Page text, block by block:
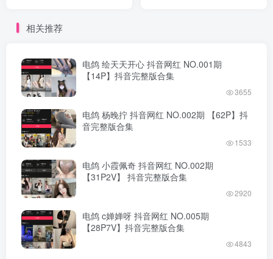
相关推荐
电鸽 绘天天开心 抖音网红 NO.001期
【14P】抖音完整版合集
3655
电鸽 杨晚拧 抖音网红 NO.002期 【62P】抖
音完整版合集
1533
电鸽 小霞佩奇 抖音网红 NO.002期
【31P2V】 抖音完整版合集
2920
电鸽 c婵婵呀 抖音网红 NO.005期
【28P7V】抖音完整版合集
4843